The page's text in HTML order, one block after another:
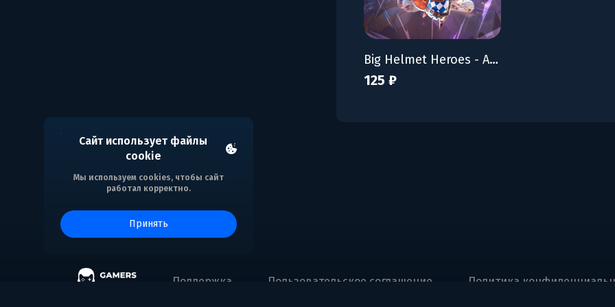
Сайт использует файлы
cookie
Мы используем cookies, чтобы сайт
работал корректно.
принять
Big Helmet Heroes - Artbook
125 ₽
Поддержка Пользовательское соглашение Политика